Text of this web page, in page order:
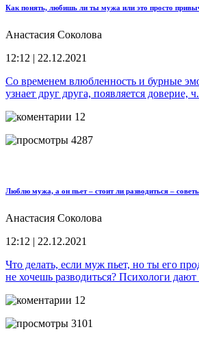
Как понять, любишь ли ты мужа или это просто
Анастасия Соколова
12:12 | 22.12.2021
Со временем влюбленность и бурные
узнает друг друга, появляется доверие,
12
4287
Люблю мужа, а он пьет – стоит ли разводиться –
Анастасия Соколова
12:12 | 22.12.2021
Что делать, если муж пьет, но ты его
не хочешь разводиться? Психологи дают
12
3101